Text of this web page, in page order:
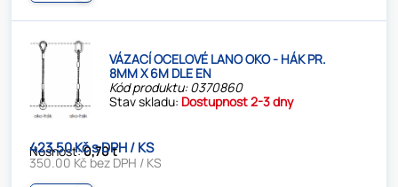
VÁZACÍ OCELOVÉ LANO OKO - HÁK PR.
8MM X 6M DLE EN
Kód produktu: 0370860
Stav skladu: Dostupnost 2-3 dny
Nosnost:0,70 t
423.50 Kč s DPH / KS
350.00 Kč bez DPH / KS